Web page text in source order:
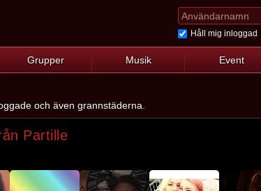
Håll mig inloggad
Grupper Musik Event
och även grannstäderna.
Partille